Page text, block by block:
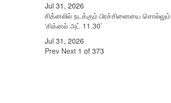
Jul 31, 2026
சிக்​னலில் நடக்​கும் பிரச்சினையை சொல்​லும்
‘சிக்னல் அட் 11.30’
Jul 31, 2026
Prev Next 1 of 373